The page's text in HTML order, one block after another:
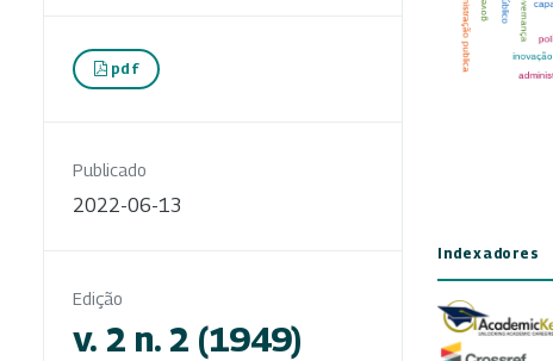
pdf
Publicado
2022-06-13
Edição
v. 2 n. 2 (1949)
Indexadores